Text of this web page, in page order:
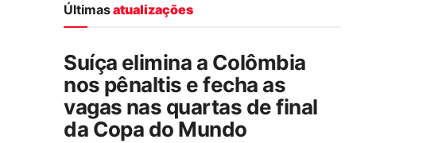
Últimasatualizações
Suíça elimina a Colômbia
nos pênaltis e fecha as
vagas nas quartas de final
da Copa do Mundo